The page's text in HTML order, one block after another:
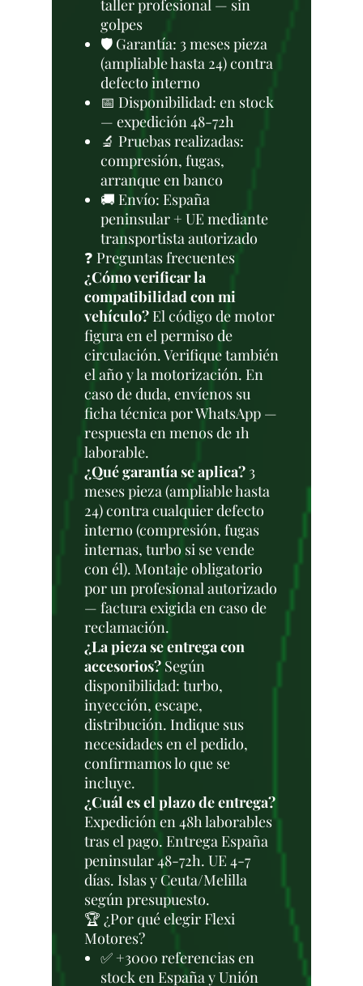
taller profesional — sin
golpes
🛡️ Garantía: 3 meses pieza
(ampliable hasta 24) contra
defecto interno
📅 Disponibilidad: en stock
— expedición 48-72h
🔬 Pruebas realizadas:
compresión, fugas,
arranque en banco
🚚 Envío: España
peninsular + UE mediante
transportista autorizado
❓ Preguntas frecuentes
¿Cómo verificar la
compatibilidad con mi
vehículo? El código de motor
figura en el permiso de
circulación. Verifique también
el año y la motorización. En
caso de duda, envíenos su
ficha técnica por WhatsApp —
respuesta en menos de 1h
laborable.
¿Qué garantía se aplica? 3
meses pieza (ampliable hasta
24) contra cualquier defecto
interno (compresión, fugas
internas, turbo si se vende
con él). Montaje obligatorio
por un profesional autorizado
— factura exigida en caso de
reclamación.
¿La pieza se entrega con
accesorios? Según
disponibilidad: turbo,
inyección, escape,
distribución. Indique sus
necesidades en el pedido,
confirmamos lo que se
incluye.
¿Cuál es el plazo de entrega?
Expedición en 48h laborables
tras el pago. Entrega España
peninsular 48-72h. UE 4-7
días. Islas y Ceuta/Melilla
según presupuesto.
🏆 ¿Por qué elegir Flexi
Motores?
✅ +3000 referencias en
stock en España y Unión